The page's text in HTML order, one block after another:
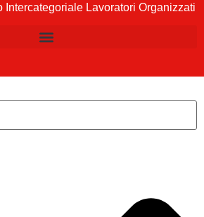
Intercategoriale Lavoratori Organizzati